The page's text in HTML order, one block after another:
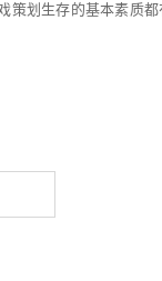
策划生存的基本素质